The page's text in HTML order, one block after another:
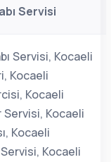
Servisi
Servisi, Kocaeli
Kocaeli
Kocaeli
Servisi, Kocaeli
Kocaeli
Servisi, Kocaeli